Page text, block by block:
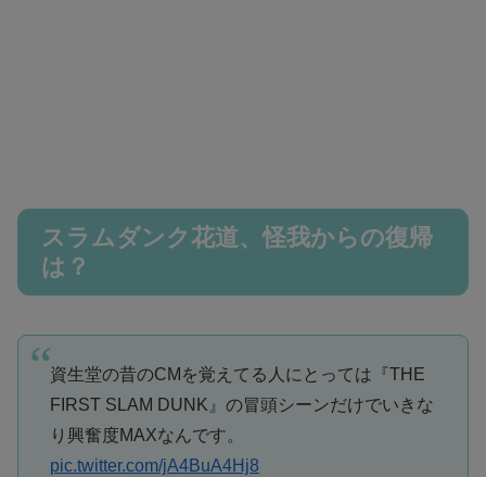
スラムダンク花道、怪我からの復帰
は？
資生堂の昔のCMを覚えてる人にとっては『THE
FIRST SLAM DUNK』の冒頭シーンだけでいきな
り興奮度MAXなんです。
pic.twitter.com/jA4BuA4Hj8